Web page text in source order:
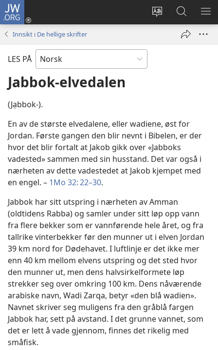
JW.ORG
Endre
Logg
inn
vindu)
Søk
på
JW.ORG
VIS
Innsikt i De hellige skrifter
LES PÅ
Jabbok-elvedalen
(Jạbbok-).
En av de største elvedalene, eller wadiene, øst for
Jordan. Første gangen den blir nevnt i Bibelen, er der
hvor det blir fortalt at Jakob gikk over «Jabboks
vadested» sammen med sin husstand. Det var også i
nærheten av dette vadestedet at Jakob kjempet med
en engel. – 1Mo 32: 22–30.
Jabbok har sitt utspring i nærheten av Amman
(oldtidens Rabba) og samler under sitt løp opp vann
fra flere bekker som er vannførende hele året, og fra
tallrike vinterbekker før den munner ut i elven Jordan
39 km nord for Dødehavet. I luftlinje er det ikke mer
enn 40 km mellom elvens utspring og det sted hvor
den munner ut, men dens halvsirkelformete løp
strekker seg over omkring 100 km. Dens nåværende
arabiske navn, Wadi Zarqa, betyr «den blå wadien».
Navnet skriver seg muligens fra den gråblå fargen
Jabbok har, sett på avstand. I det grunne vannet, som
det er lett å vade gjennom, finnes det rikelig med
småfisk.